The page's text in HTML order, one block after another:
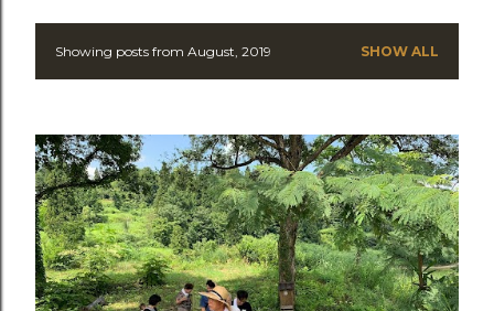
P
s
t
s
Showing posts from August, 2019 SHOW ALL